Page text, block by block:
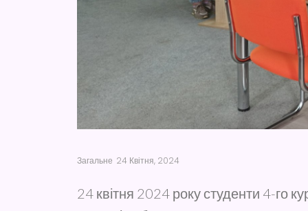
Загальне 24 Квітня, 2024
24 квітня 2024 року студенти 4-го